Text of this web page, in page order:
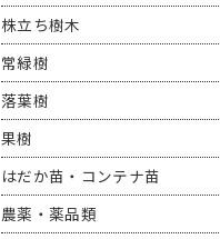
株立ち樹木
常緑樹
落葉樹
果樹
はだか苗・コンテナ苗
農薬・薬品類